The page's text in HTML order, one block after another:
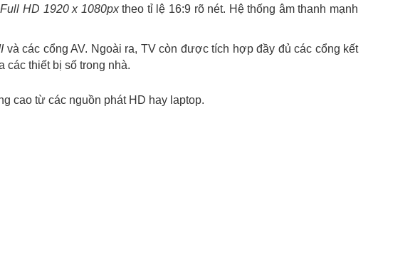
Full HD 1920 x 1080pxtheo tỉ lệ 16:9 rõ nét. Hệ thống âm thanh mạnh
và các cổng AV. Ngoài ra, TV còn được tích hợp đầy đủ các cổng kết
thiết bị số trong nhà.
cao từ các nguồn phát HD hay laptop.